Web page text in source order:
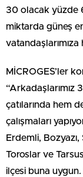
30 olacak yüzde
miktarda güneş
MİCROGES’ler
“Arkadaşlarımız
çatılarında hem
çalışmaları
Erdemli, Bozyazı,
Toroslar ve
ilçesi buna